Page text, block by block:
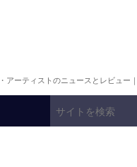
アーティストのニュースとレビュー